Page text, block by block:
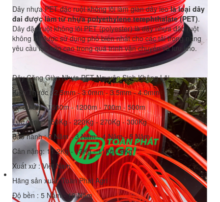
Dây nhựa PET đặc ruột không lõi làm giàn dây leolà loại dây
đai được làm từ nhựa polyethylene terephthalate (PET).
Dây đặc ruột không lõi PET (polyester) là dây nhựa đặc ruột
không lõi được sử dụng phổ biến nhất cho các tải trọng nặng
yêu cầu lực kéo cao trong quá trình vận chuyển và lưu kho.
Dây Căng Giàn Nhựa PET Nguyên Sinh Không Lõi
Kích Thước : 2.5mm - 3.0mm - 3.5mm - 4.0mm
Chiều dài : 1500m - 1200m - 700m - 500m
Lực căng : 150Kg - 220Kg - 270Kg - 300Kg
Bảo hành : 2 Năm - 3 Năm - 4 Năm - 5 Năm
Cân nặng: 11.2Kg - 13Kg - 11Kg - 9Kg
Xuất xứ : Việt Nam
Hãng sản xuất: Toàn Phát Agri
Độ bền : 5 Năm - 10 Năm